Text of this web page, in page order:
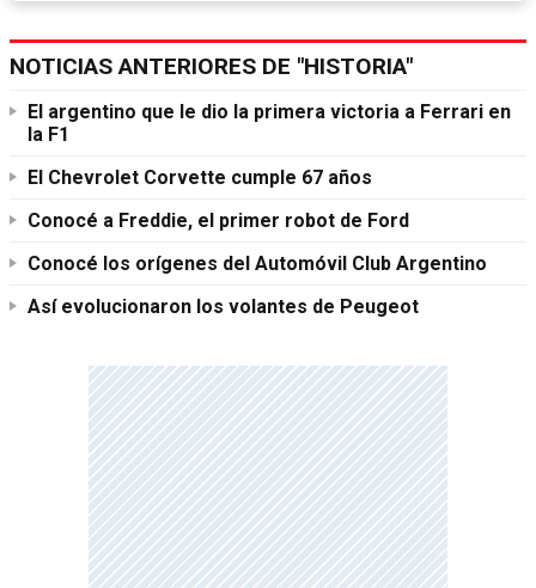
NOTICIAS ANTERIORES DE "HISTORIA"
El argentino que le dio la primera victoria a Ferrari en
la F1
El Chevrolet Corvette cumple 67 años
Conocé a Freddie, el primer robot de Ford
Conocé los orígenes del Automóvil Club Argentino
Así evolucionaron los volantes de Peugeot